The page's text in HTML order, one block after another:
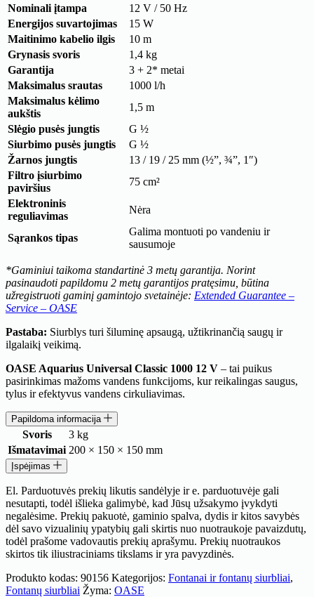
Nominali įtampa
12 V / 50 Hz
Energijos suvartojimas
15 W
Maitinimo kabelio ilgis
10 m
Grynasis svoris
1,4 kg
Garantija
3 + 2* metai
Maksimalus srautas
1000 l/h
Maksimalus kėlimo
aukštis
1,5 m
Slėgio pusės jungtis
G ½
Siurbimo pusės jungtis
G ½
Žarnos jungtis
13 / 19 / 25 mm (½”, ¾”, 1″)
Filtro įsiurbimo
paviršius
75 cm²
Elektroninis
reguliavimas
Nėra
Sąrankos tipas
Galima montuoti po vandeniu ir
sausumoje
*Gaminiui taikoma standartinė 3 metų garantija. Norint
pasinaudoti papildomu 2 metų garantijos pratęsimu, būtina
užregistruoti gaminį gamintojo svetainėje: Extended Guarantee –
Service – OASE
Pastaba: Siurblys turi šiluminę apsaugą, užtikrinančią saugų ir
ilgalaikį veikimą.
OASE Aquarius Universal Classic 1000 12 V – tai puikus
pasirinkimas mažoms vandens funkcijoms, kur reikalingas saugus,
tylus ir efektyvus vandens cirkuliavimas.
Papildoma informacija
Svoris
3 kg
Išmatavimai 200 × 150 × 150 mm
Įspėjimas
El. Parduotuvės prekių likutis sandėlyje ir e. parduotuvėje gali
nesutapti, todėl išlieka galimybė, kad Jūsų užsakymo įvykdyti
negalėsime. Prekių pakuotė, gaminio spalva, dydis ir kitos savybės
dėl savo vizualinių ypatybių gali skirtis nuo nuotraukoje pavaizdutų,
todėl prašome vadovautis prekių aprašymu. Prekių nuotraukos
skirtos tik iliustraciniams tikslams ir yra pavyzdinės.
Produkto kodas: 90156 Kategorijos: Fontanai ir fontanų siurbliai,
Fontanų siurbliai Žyma: OASE